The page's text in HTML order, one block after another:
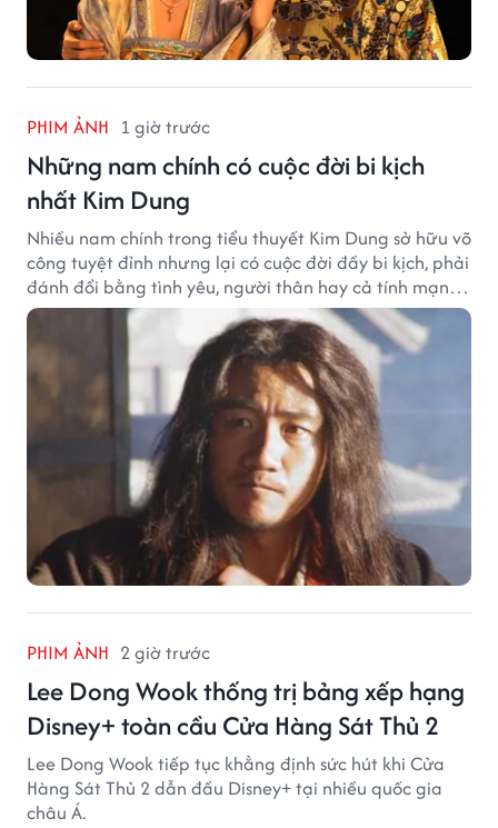
PHIM ẢNH 1 giờ trước
Những nam chính có cuộc đời bi kịch
nhất Kim Dung
Nhiều nam chính trong tiểu thuyết Kim Dung sở hữu võ
công tuyệt đỉnh nhưng lại có cuộc đời đầy bi kịch, phải
đánh đổi bằng tình yêu, người thân hay cả tính mạng,
khiến độc giả không khỏi tiếc nuối.
PHIM ẢNH 2 giờ trước
Lee Dong Wook thống trị bảng xếp hạng
Disney+ toàn cầu Cửa Hàng Sát Thủ 2
Lee Dong Wook tiếp tục khẳng định sức hút khi Cửa
Hàng Sát Thủ 2 dẫn đầu Disney+ tại nhiều quốc gia
châu Á.